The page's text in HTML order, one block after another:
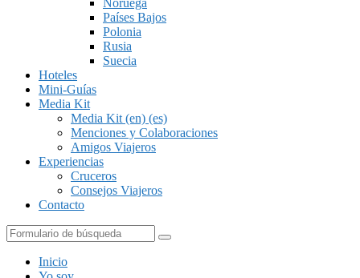
Noruega
Países Bajos
Polonia
Rusia
Suecia
Hoteles
Mini-Guías
Media Kit
Media Kit (en) (es)
Menciones y Colaboraciones
Amigos Viajeros
Experiencias
Cruceros
Consejos Viajeros
Contacto
Buscar
Inicio